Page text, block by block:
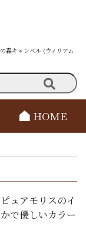
キャンベル (ウィリアム
HOME
ュアモリスのイ
で優しいカラー